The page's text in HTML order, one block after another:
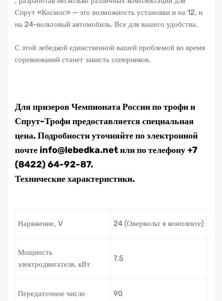
Спрут «Космос» — это возможность установки и на 12, и
на 24-вольтовый автомобиль. Все для вашего удобства.
С этой лебедкой единственной вашей проблемой во время
соревнований станет зависть соперников.
Для призеров Чемпионата России по трофи и
Спрут-Трофи предоставляется специальная
цена. Подробности уточняйте по электронной
почте info@lebedka.net или по телефону +7
(8422) 64-92-87.
Технические характеристики.
Наряжение, V 24 (Овервольт в комплекте)
Мощность
электродвигателя, кВт
7,5
Передаточное число 90